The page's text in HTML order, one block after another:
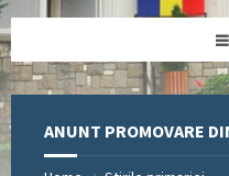
ANUNT PROMOVARE